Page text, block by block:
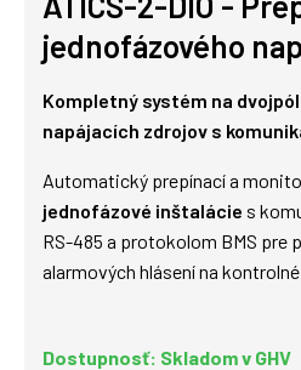
jednofázového
Kompletný systém na
napájacích zdrojov s
Automatický prepínací a
jednofázové inštalácie s
RS-485 a protokolom BMS pre
alarmových hlásení na
Dostupnosť: Skladom v GHV